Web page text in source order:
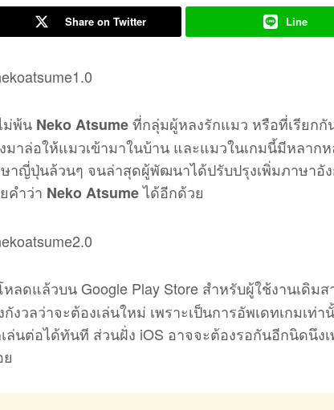
Share on Twitter Line
ม่พ้น Neko Atsumeที่กลุ่มผู้หลงรักแมว หรือที่เรียกกั
าล่อให้แมวเข้ามาในบ้าน และแมวในเกมนี้มีหลากห
ญี่ปุ่นล้วนๆ จนล่าสุดผู้พัฒนาได้ปรับปรุงเพิ่มภาษาอั
คำว่า Neko Atsumeได้อีกด้วย
ลดแล้วบน Google Play Store สำหรับผู้ใช้งานเดิมส
วลว่าจะต้องเล่นใหม่ เพราะเป็นการอัพเดทเกมเท่า
ล่นต่อได้ทันที ส่วนฝั่ง iOS อาจจะต้องรอกันอีกนิดนึงเ